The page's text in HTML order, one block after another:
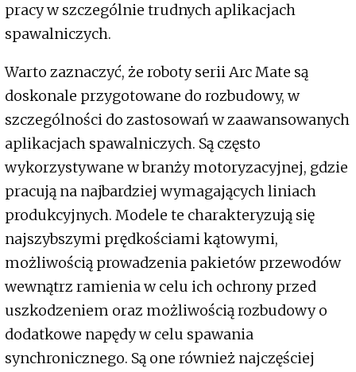
pracy w szczególnie trudnych aplikacjach
spawalniczych.
Warto zaznaczyć, że roboty serii Arc Mate są
doskonale przygotowane do rozbudowy, w
szczególności do zastosowań w zaawansowanych
aplikacjach spawalniczych. Są często
wykorzystywane w branży motoryzacyjnej, gdzie
pracują na najbardziej wymagających liniach
produkcyjnych. Modele te charakteryzują się
najszybszymi prędkościami kątowymi,
możliwością prowadzenia pakietów przewodów
wewnątrz ramienia w celu ich ochrony przed
uszkodzeniem oraz możliwością rozbudowy o
dodatkowe napędy w celu spawania
synchronicznego. Są one również najczęściej